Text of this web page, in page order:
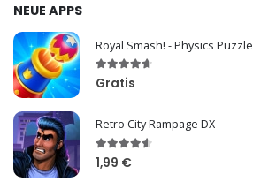
NEUE APPS
Royal Smash! - Physics Puzzle
Gratis
Retro City Rampage DX
1,99 €